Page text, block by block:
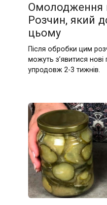
Омолодження
Розчин, який
цьому
Після обробки цим
можуть з’явитися нові
упродовж 2-3 тижнів.